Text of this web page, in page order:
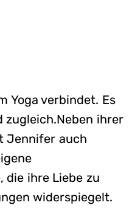
Yoga verbindet. Es
zugleich.Neben ihrer
Jennifer auch
die ihre Liebe zu
widerspiegelt.